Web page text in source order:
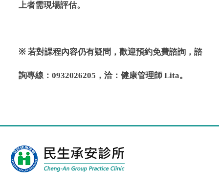
上者需現場評估。
※ 若對課程內容仍有疑問，歡迎預約免費諮詢，諮
詢專線：0932026205 ，洽：健康管理師 Lita。